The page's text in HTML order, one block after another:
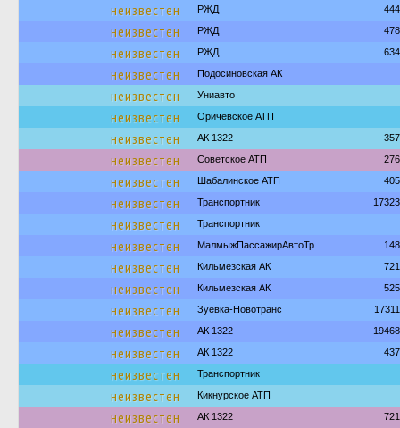
неизвестен РЖД
неизвестен РЖД
неизвестен РЖД
неизвестен Подосиновская АК
неизвестен Униавто
неизвестен Оричевское АТП
неизвестен АК 1322
неизвестен Советское АТП
неизвестен Шабалинское АТП
неизвестен Транспортник
неизвестен Транспортник
неизвестен МалмыжПассажирАвтоТр
неизвестен Кильмезская АК
неизвестен Кильмезская АК
неизвестен Зуевка-Новотранс
неизвестен АК 1322
неизвестен АК 1322
неизвестен Транспортник
неизвестен Кикнурское АТП
неизвестен АК 1322